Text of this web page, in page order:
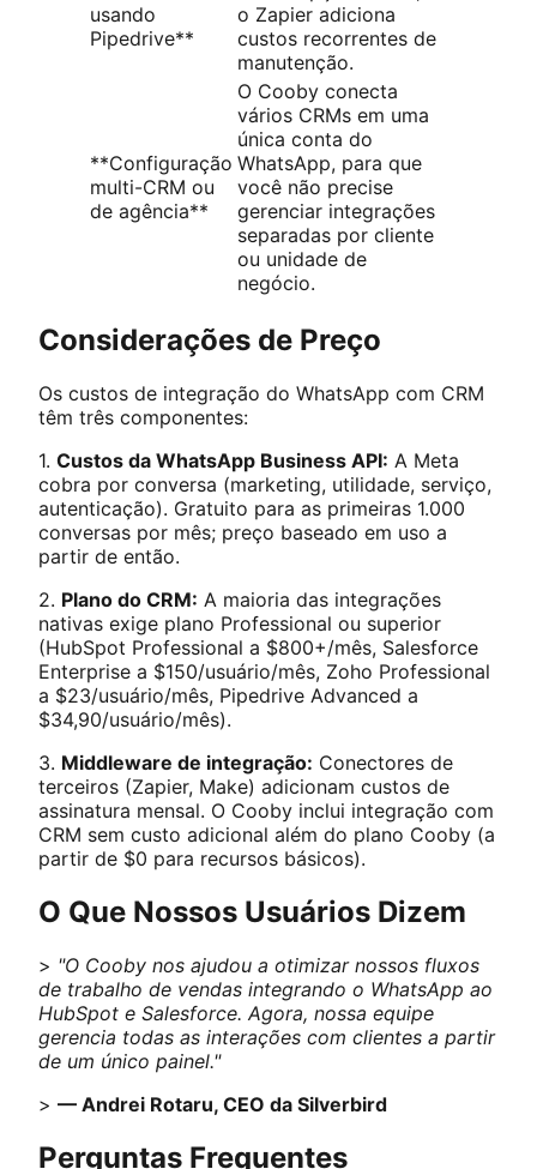
usando
Pipedrive**
o Zapier adiciona
custos recorrentes de
manutenção.
**Configuração
multi-CRM ou
de agência**
O Cooby conecta
vários CRMs em uma
única conta do
WhatsApp, para que
você não precise
gerenciar integrações
separadas por cliente
ou unidade de
negócio.
Considerações de Preço
Os custos de integração do WhatsApp com CRM
têm três componentes:
1. Custos da WhatsApp Business API: A Meta
cobra por conversa (marketing, utilidade, serviço,
autenticação). Gratuito para as primeiras 1.000
conversas por mês; preço baseado em uso a
partir de então.
2. Plano do CRM: A maioria das integrações
nativas exige plano Professional ou superior
(HubSpot Professional a $800+/mês, Salesforce
Enterprise a $150/usuário/mês, Zoho Professional
a $23/usuário/mês, Pipedrive Advanced a
$34,90/usuário/mês).
3. Middleware de integração: Conectores de
terceiros (Zapier, Make) adicionam custos de
assinatura mensal. O Cooby inclui integração com
CRM sem custo adicional além do plano Cooby (a
partir de $0 para recursos básicos).
O Que Nossos Usuários Dizem
> "O Cooby nos ajudou a otimizar nossos fluxos
de trabalho de vendas integrando o WhatsApp ao
HubSpot e Salesforce. Agora, nossa equipe
gerencia todas as interações com clientes a partir
de um único painel."
> — Andrei Rotaru, CEO da Silverbird
Perguntas Frequentes